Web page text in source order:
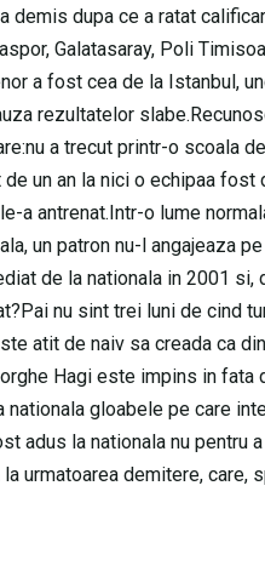
demis dupa ce a ratat
Galatasaray, Poli
a fost cea de la Istanbul,
rezultatelor
a trecut printr-o scoala
un an la nici o echipaa fost
a antrenat.Intr-o lume
un patron nu-l angajeaza
de la nationala in 2001 si,
nu sint trei luni de cind
atit de naiv sa creada ca
Hagi este impins in fata
gloabele pe care
adus la nationala nu pentru
urmatoarea demitere, care,